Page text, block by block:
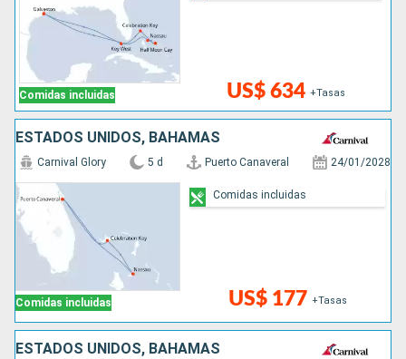
Comidas incluidas US$ 634 +Tasas
ESTADOS UNIDOS, BAHAMAS
Comidas incluidas
Carnival Glory 5 d Puerto Canaveral 24/01/2028
US$ 177 +Tasas
Comidas incluidas
ESTADOS UNIDOS, BAHAMAS